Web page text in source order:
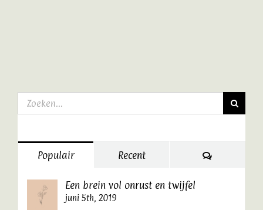
Zoeken
naar:
Populair Recent Reacties
Een brein vol onrust en twijfel
juni 5th, 2019